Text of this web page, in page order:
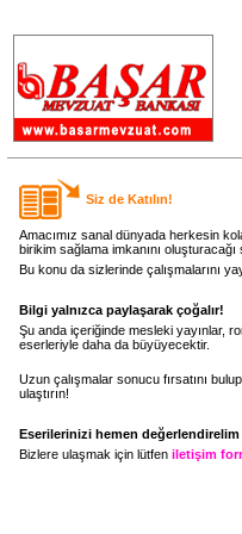
Siz de Katılın!
Amacımız sanal dünyada herkesin
birikim sağlama imkanını
Bu konu da sizlerinde çalışmalarını
Bilgi yalnızca paylaşarak çoğalır!
Şu anda içeriğinde mesleki yayınlar,
eserleriyle daha da büyüyecektir.
Uzun çalışmalar sonucu fırsatını
ulaştırın!
Eserilerinizi hemen değerlendirelim
Bizlere ulaşmak için lütfen iletişim